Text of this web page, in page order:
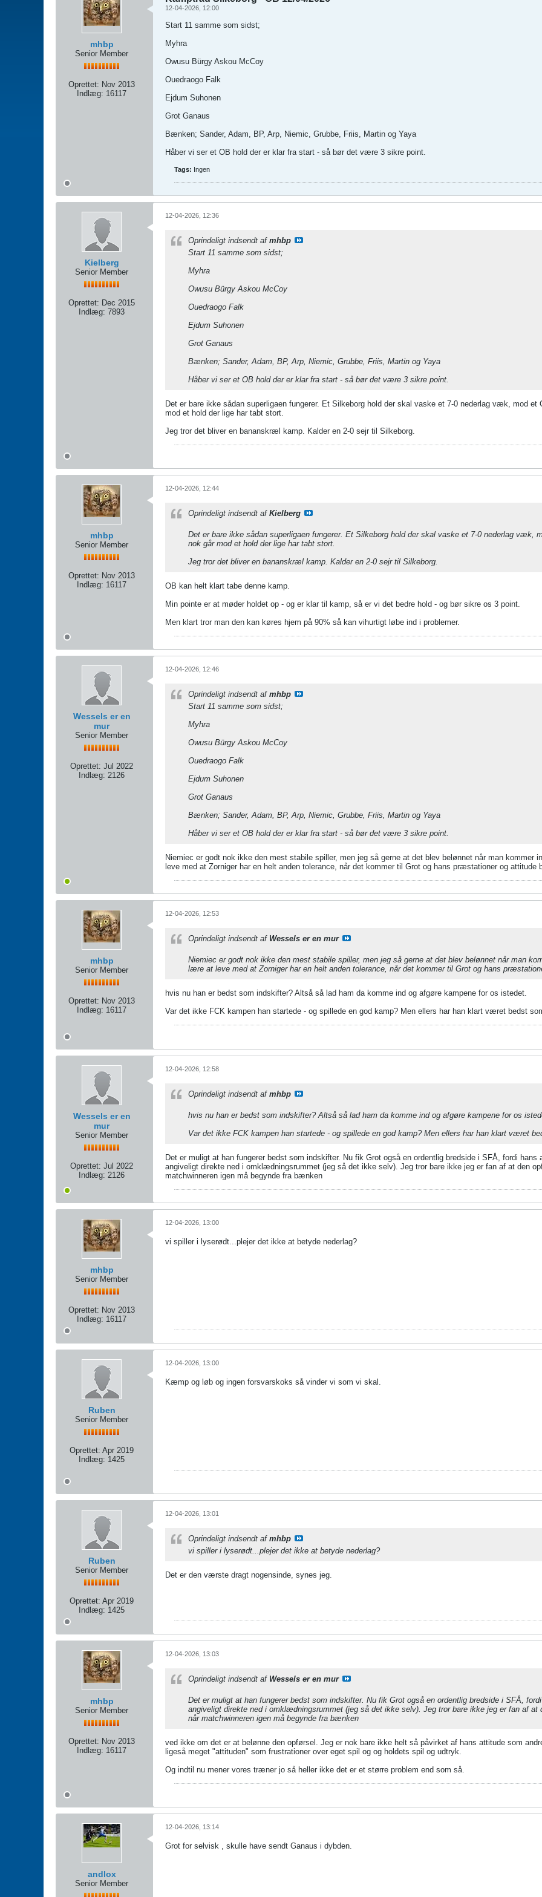
mhbp
Senior Member
Oprettet: Nov 2013
Indlæg: 16117
12-04-2026, 12:00
Start 11 samme som sidst;
Myhra
Owusu Bürgy Askou McCoy
Ouedraogo Falk
Ejdum Suhonen
Grot Ganaus
Bænken; Sander, Adam, BP, Arp, Niemic, Grubbe, Friis, Martin og Yaya
Håber vi ser et OB hold der er klar fra start - så bør det være 3 sikre point.
Tags: Ingen
Kielberg
Senior Member
Oprettet: Dec 2015
Indlæg: 7893
12-04-2026, 12:36
Oprindeligt indsendt af mhbp
Start 11 samme som sidst;
Myhra
Owusu Bürgy Askou McCoy
Ouedraogo Falk
Ejdum Suhonen
Grot Ganaus
Bænken; Sander, Adam, BP, Arp, Niemic, Grubbe, Friis, Martin og Yaya
Håber vi ser et OB hold der er klar fra start - så bør det være 3 sikre point.
Det er bare ikke sådan superligaen fungerer. Et Silkeborg hold der skal vaske et 7-0 nederlag væk, mod
mod et hold der lige har tabt stort.
Jeg tror det bliver en bananskræl kamp. Kalder en 2-0 sejr til Silkeborg.
mhbp
Senior Member
Oprettet: Nov 2013
Indlæg: 16117
12-04-2026, 12:44
Oprindeligt indsendt af Kielberg
Det er bare ikke sådan superligaen fungerer. Et Silkeborg hold der skal vaske et 7-0 nederlag væk,
nok går mod et hold der lige har tabt stort.
Jeg tror det bliver en bananskræl kamp. Kalder en 2-0 sejr til Silkeborg.
OB kan helt klart tabe denne kamp.
Min pointe er at møder holdet op - og er klar til kamp, så er vi det bedre hold - og bør sikre os 3 point.
Men klart tror man den kan køres hjem på 90% så kan vihurtigt løbe ind i problemer.
Wessels er en
mur
Senior Member
Oprettet: Jul 2022
Indlæg: 2126
12-04-2026, 12:46
Oprindeligt indsendt af mhbp
Start 11 samme som sidst;
Myhra
Owusu Bürgy Askou McCoy
Ouedraogo Falk
Ejdum Suhonen
Grot Ganaus
Bænken; Sander, Adam, BP, Arp, Niemic, Grubbe, Friis, Martin og Yaya
Håber vi ser et OB hold der er klar fra start - så bør det være 3 sikre point.
Niemiec er godt nok ikke den mest stabile spiller, men jeg så gerne at det blev belønnet når man kommer
leve med at Zorniger har en helt anden tolerance, når det kommer til Grot og hans præstationer og attitude
mhbp
Senior Member
Oprettet: Nov 2013
Indlæg: 16117
12-04-2026, 12:53
Oprindeligt indsendt af Wessels er en mur
Niemiec er godt nok ikke den mest stabile spiller, men jeg så gerne at det blev belønnet når man
lære at leve med at Zorniger har en helt anden tolerance, når det kommer til Grot og hans
hvis nu han er bedst som indskifter? Altså så lad ham da komme ind og afgøre kampene for os istedet.
Var det ikke FCK kampen han startede - og spillede en god kamp? Men ellers har han klart været bedst
Wessels er en
mur
Senior Member
Oprettet: Jul 2022
Indlæg: 2126
12-04-2026, 12:58
Oprindeligt indsendt af mhbp
hvis nu han er bedst som indskifter? Altså så lad ham da komme ind og afgøre kampene for os
Var det ikke FCK kampen han startede - og spillede en god kamp? Men ellers har han klart været
Det er muligt at han fungerer bedst som indskifter. Nu fik Grot også en ordentlig bredside i SFÅ, fordi
angiveligt direkte ned i omklædningsrummet (jeg så det ikke selv). Jeg tror bare ikke jeg er fan af at den
matchwinneren igen må begynde fra bænken
mhbp
Senior Member
Oprettet: Nov 2013
Indlæg: 16117
12-04-2026, 13:00
vi spiller i lyserødt...plejer det ikke at betyde nederlag?
Ruben
Senior Member
Oprettet: Apr 2019
Indlæg: 1425
12-04-2026, 13:00
Kæmp og løb og ingen forsvarskoks så vinder vi som vi skal.
Ruben
Senior Member
Oprettet: Apr 2019
Indlæg: 1425
12-04-2026, 13:01
Oprindeligt indsendt af mhbp
vi spiller i lyserødt...plejer det ikke at betyde nederlag?
Det er den værste dragt nogensinde, synes jeg.
mhbp
Senior Member
Oprettet: Nov 2013
Indlæg: 16117
12-04-2026, 13:03
Oprindeligt indsendt af Wessels er en mur
Det er muligt at han fungerer bedst som indskifter. Nu fik Grot også en ordentlig bredside i SFÅ,
angiveligt direkte ned i omklædningsrummet (jeg så det ikke selv). Jeg tror bare ikke jeg er fan af
når matchwinneren igen må begynde fra bænken
ved ikke om det er at belønne den opførsel. Jeg er nok bare ikke helt så påvirket af hans attitude som
ligeså meget "attituden" som frustrationer over eget spil og og holdets spil og udtryk.
Og indtil nu mener vores træner jo så heller ikke det er et større problem end som så.
andlox
Senior Member
12-04-2026, 13:14
Grot for selvisk , skulle have sendt Ganaus i dybden.